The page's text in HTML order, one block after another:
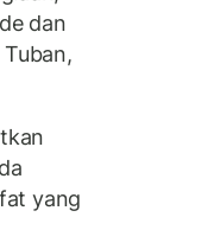
dan
yang